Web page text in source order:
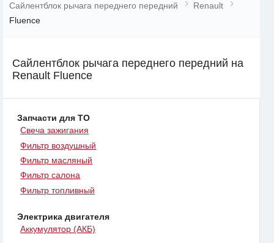
Сайлентблок рычага переднего передний
Renault
Fluence
Сайлентблок рычага переднего передний на
Renault Fluence
Запчасти для ТО
Свеча зажигания
Фильтр воздушный
Фильтр масляный
Фильтр салона
Фильтр топливный
Электрика двигателя
Аккумулятор (АКБ)